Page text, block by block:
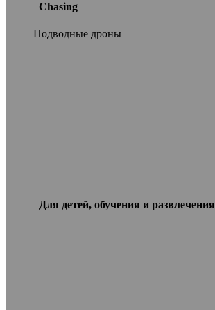
Chasing
Подводные дроны
Для детей, обучения и развлечения